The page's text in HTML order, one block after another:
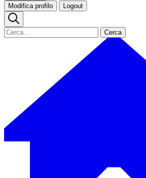
Modifica profilo Logout
Cerca